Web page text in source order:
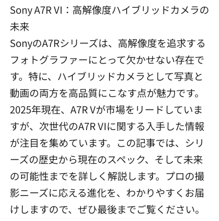
Sony A7R VI：高解像度ハイブリッドカメラの
未来
SonyのA7Rシリーズは、高解像度を追求する
フォトグラファーにとって欠かせない存在で
す。特に、ハイブリッドカメラとして写真と
動画の両方を高品質にこなす点が魅力です。
2025年現在、A7R Vが市場をリードしていま
すが、次世代のA7R VIに関する入手した情報
が注目を集めています。この記事では、シリ
ーズの歴史から現在のスペック、そして未来
の可能性までを詳しく解説します。プロの撮
影ニーズに応える進化を、わかりやすくお届
けしますので、ぜひ最後までご覧ください。